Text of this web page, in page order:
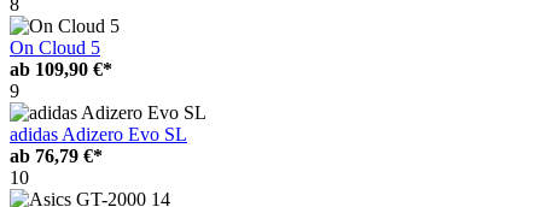
On Cloud 5
ab 109,90 €*
9
adidas Adizero Evo SL
ab 76,79 €*
10